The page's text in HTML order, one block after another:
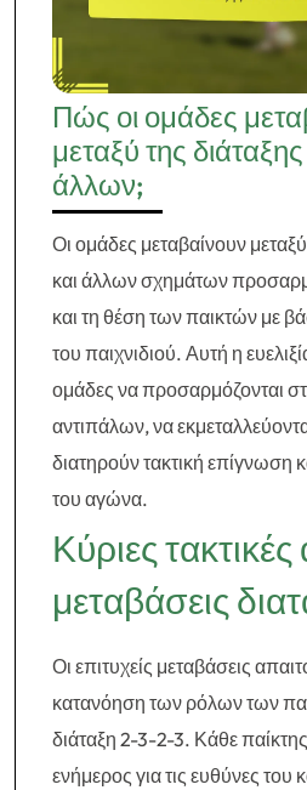
Πώς οι ομάδες
μεταξύ της
άλλων;
Οι ομάδες μεταβαίνουν
και άλλων σχημάτων
και τη θέση των παικτών με
του παιχνιδιού. Αυτή η
ομάδες να προσαρμόζονται
αντιπάλων, να
διατηρούν τακτική επίγνωση
του αγώνα.
Κύριες
μεταβάσεις
Οι επιτυχείς μεταβάσεις
κατανόηση των ρόλων των
διάταξη 2-3-2-3. Κάθε παίκτης
ενήμερος για τις ευθύνες του